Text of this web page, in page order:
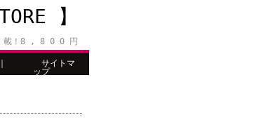
】
載！8 , 8 0 0 円
サイトマ
ップ